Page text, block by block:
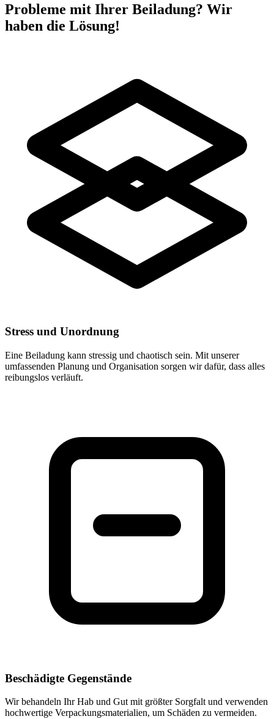
Probleme mit Ihrer Beiladung? Wir
haben die Lösung!
Stress und Unordnung
Eine Beiladung kann stressig und chaotisch sein. Mit unserer
umfassenden Planung und Organisation sorgen wir dafür, dass alles
reibungslos verläuft.
Beschädigte Gegenstände
Wir behandeln Ihr Hab und Gut mit größter Sorgfalt und verwenden
hochwertige Verpackungsmaterialien, um Schäden zu vermeiden.